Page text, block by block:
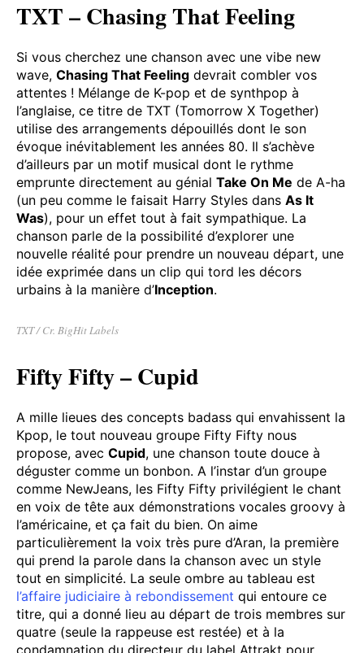
TXT – Chasing That Feeling
Si vous cherchez une chanson avec une vibe new
wave,Chasing That Feelingdevrait combler vos
attentes ! Mélange de K-pop et de synthpop à
l’anglaise, ce titre de TXT (Tomorrow X Together)
utilise des arrangements dépouillés dont le son
évoque inévitablement les années 80. Il s’achève
d’ailleurs par un motif musical dont le rythme
emprunte directement au génial Take On Mede A-ha
(un peu comme le faisait Harry Styles dansAs It
Was), pour un effet tout à fait sympathique. La
nouvelle réalité pour prendre un nouveau départ, une
Fifty Fifty – Cupid
A mille lieues des concepts badass qui envahissent la
Kpop, le tout nouveau groupe Fifty Fifty nous
propose, avec Cupid, une chanson toute douce à
déguster comme un bonbon. A l’instar d’un groupe
comme NewJeans, les Fifty Fifty privilégient le chant
en voix de tête aux démonstrations vocales groovy à
l’américaine, et ça fait du bien. On aime
particulièrement la voix très pure d’Aran, la première
qui prend la parole dans la chanson avec un style